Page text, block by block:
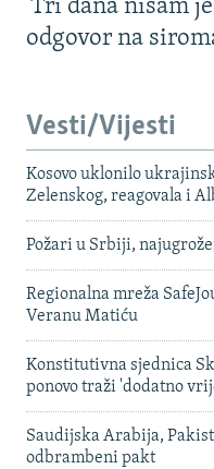
'Tri dana nisam
odgovor na
Vesti/Vijesti
Kosovo uklonilo
Zelenskog, reagovala i
Požari u Srbiji,
Regionalna mreža
Veranu Matiću
Konstitutivna sjednica
ponovo traži 'dodatno
Saudijska Arabija,
odbrambeni pakt